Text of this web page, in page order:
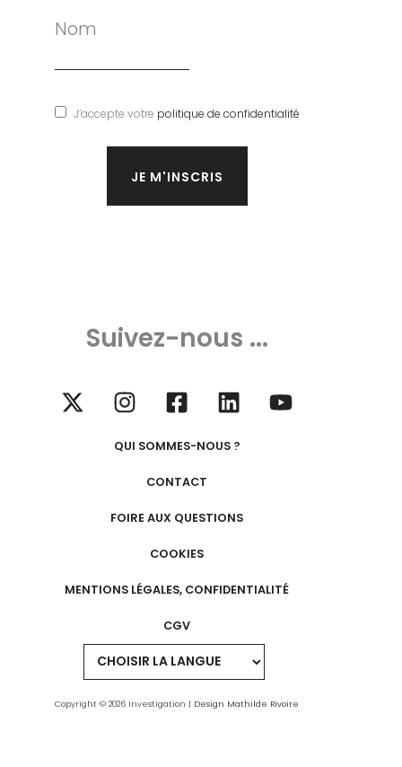
Nom
J’accepte votre politique de confidentialité
Suivez-nous ...
QUI SOMMES-NOUS ?
CONTACT
FOIRE AUX QUESTIONS
COOKIES
MENTIONS LÉGALES, CONFIDENTIALITÉ
CGV
Copyright © 2026 Investigation | Design Mathilde Rivoire